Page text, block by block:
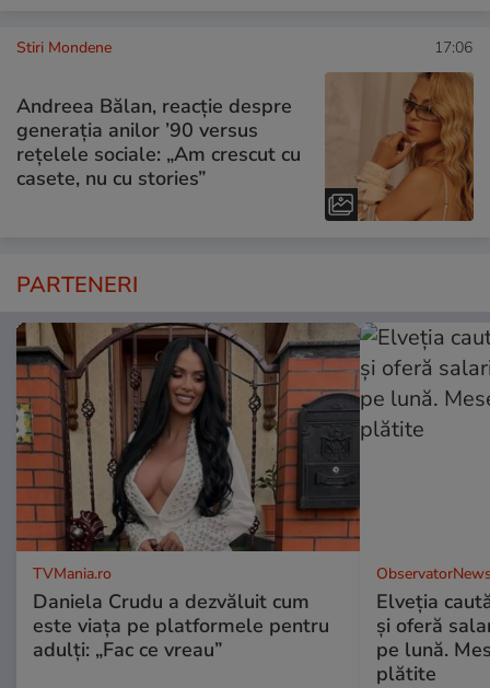
Stiri Mondene 17:06
Andreea Bălan, reacție despre
generația anilor ’90 versus
rețelele sociale: „Am crescut cu
casete, nu cu stories”
PARTENERI
TVMania.ro
Daniela Crudu a dezvăluit cum
este viața pe platformele pentru
adulți: „Fac ce vreau”
Elveția
și oferă
pe lună.
plătite